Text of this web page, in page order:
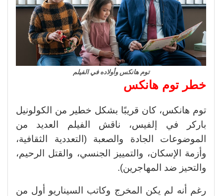
توم هانكس وأولاده في الفيلم
خطر توم هانكس
توم هانكس، كان قريبًا بشكل خطير من الكولونيل
باركر في إلفيس، ناقش الفيلم العديد من
الموضوعات الجادة والصعبة (التعددية الثقافية،
وأزمة الإسكان، والتمييز الجنسي، والقتل الرحيم،
والتحيز ضد المهاجرين).
رغم أنه لم يكن المخرج وكاتب السيناريو أول من